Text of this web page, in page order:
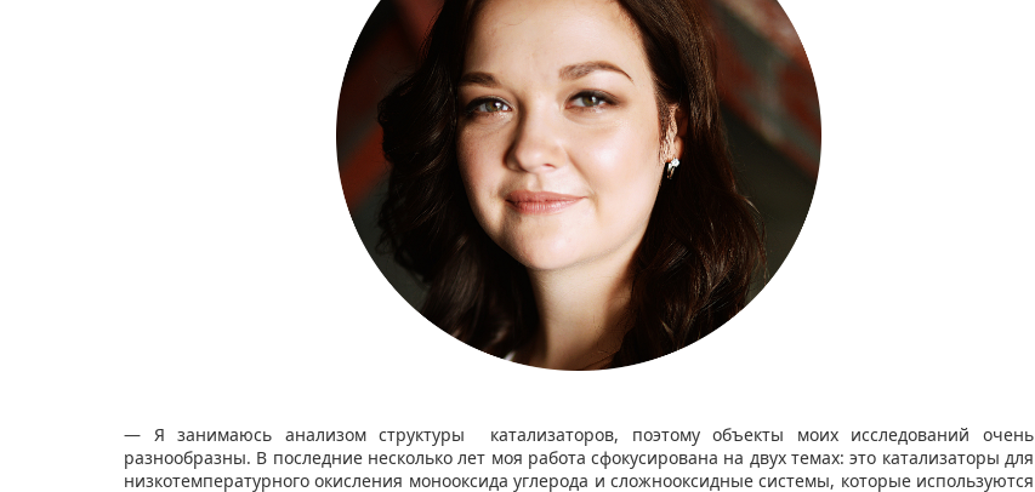
— Я занимаюсь анализом структуры катализаторов, поэтому объекты моих исследований очень
разнообразны. В последние несколько лет моя работа сфокусирована на двух темах: это катализаторы для
низкотемпературного окисления монооксида углерода и сложнооксидные системы, которые используются